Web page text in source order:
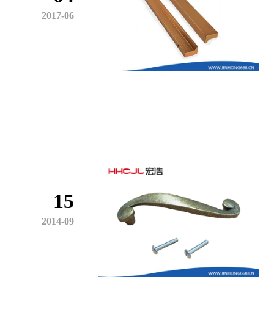
2017-06
15
2014-09